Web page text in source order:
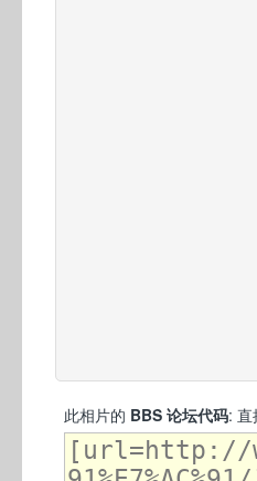
此相片的 BBS 论坛代码: 直